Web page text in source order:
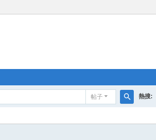
帖子
索
熱搜: